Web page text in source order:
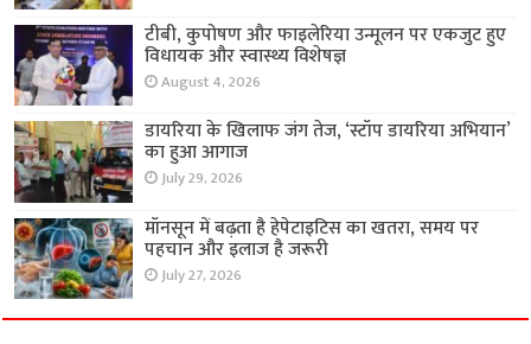
टीबी, कुपोषण और फाइलेरिया उन्मूलन पर एकजुट हुए
विधायक और स्वास्थ्य विशेषज्ञ
August 4, 2026
डायरिया के खिलाफ जंग तेज, ‘स्टॉप डायरिया अभियान’
का हुआ आगाज
July 29, 2026
मॉनसून में बढ़ता है हेपेटाइटिस का खतरा, समय पर
पहचान और इलाज है जरूरी
July 27, 2026